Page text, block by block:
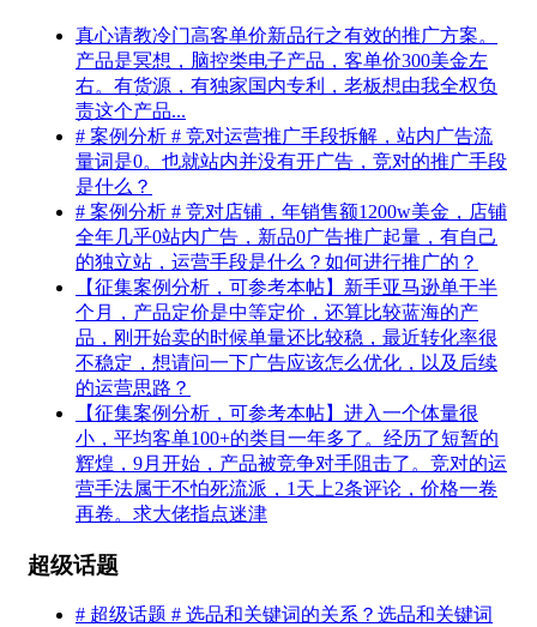
真心请教冷门高客单价新品行之有效的推广方案。
产品是冥想，脑控类电子产品，客单价300美金左
右。有货源，有独家国内专利，老板想由我全权负
责这个产品...
# 案例分析 # 竞对运营推广手段拆解，站内广告流
量词是0。也就站内并没有开广告，竞对的推广手段
是什么？
# 案例分析 # 竞对店铺，年销售额1200w美金，店铺
全年几乎0站内广告，新品0广告推广起量，有自己
的独立站，运营手段是什么？如何进行推广的？
【征集案例分析，可参考本帖】新手亚马逊单干半
个月，产品定价是中等定价，还算比较蓝海的产
品，刚开始卖的时候单量还比较稳，最近转化率很
不稳定，想请问一下广告应该怎么优化，以及后续
的运营思路？
【征集案例分析，可参考本帖】进入一个体量很
小，平均客单100+的类目一年多了。经历了短暂的
辉煌，9月开始，产品被竞争对手阻击了。竞对的运
营手法属于不怕死流派，1天上2条评论，价格一卷
再卷。求大佬指点迷津
超级话题
# 超级话题 # 选品和关键词的关系？选品和关键词